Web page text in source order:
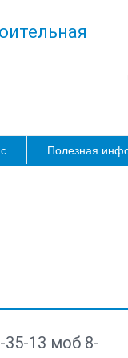
Полезная
35-13 моб 8-